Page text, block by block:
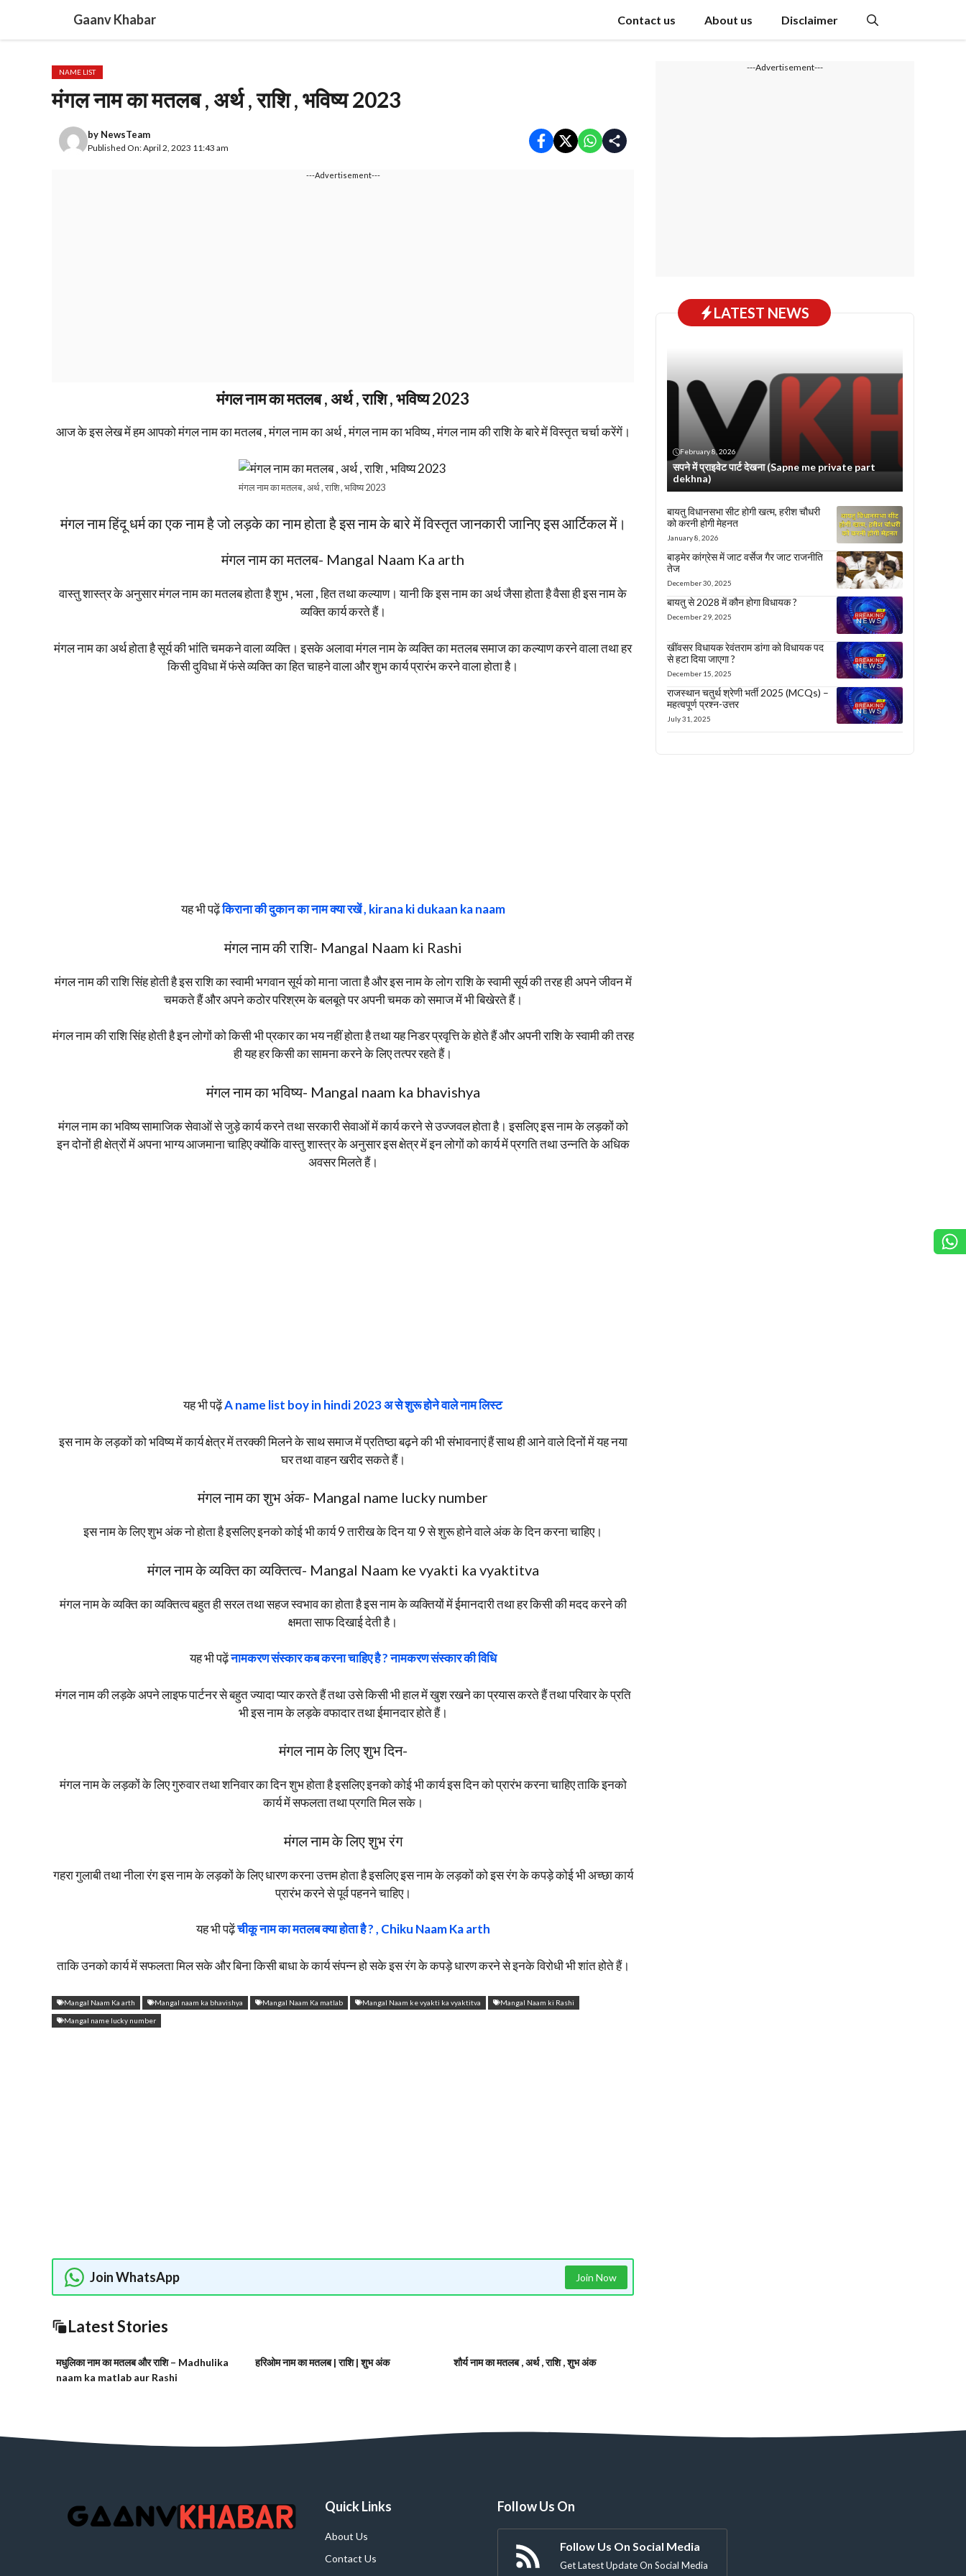
content
Gaanv Khabar Contact us About us Disclaimer
NAME LIST
मंगल नाम का मतलब , अर्थ , राशि , भविष्य 2023
by NewsTeam
Published On: April 2, 2023 11:43 am
---Advertisement---
मंगल नाम का मतलब , अर्थ , राशि , भविष्य 2023
आज के इस लेख में हम आपको मंगल नाम का मतलब , मंगल नाम का अर्थ , मंगल नाम का भविष्य , मंगल नाम की राशि के बारे में विस्तृत चर्चा करेंगें।
मंगल नाम का मतलब , अर्थ , राशि , भविष्य 2023
मंगल नाम हिंदू धर्म का एक नाम है जो लड़के का नाम होता है इस नाम के बारे में विस्तृत जानकारी जानिए इस आर्टिकल में।
मंगल नाम का मतलब- Mangal Naam Ka arth
वास्तु शास्त्र के अनुसार मंगल नाम का मतलब होता है शुभ , भला , हित तथा कल्याण। यानी कि इस नाम का अर्थ जैसा होता है वैसा ही इस नाम के
व्यक्ति कार्य करते हैं।
मंगल नाम का अर्थ होता है सूर्य की भांति चमकने वाला व्यक्ति। इसके अलावा मंगल नाम के व्यक्ति का मतलब समाज का कल्याण करने वाला तथा हर
किसी दुविधा में फंसे व्यक्ति का हित चाहने वाला और शुभ कार्य प्रारंभ करने वाला होता है।
यह भी पढ़ेंकिराना की दुकान का नाम क्या रखें , kirana ki dukaan ka naam
मंगल नाम की राशि- Mangal Naam ki Rashi
मंगल नाम की राशि सिंह होती है इस राशि का स्वामी भगवान सूर्य को माना जाता है और इस नाम के लोग राशि के स्वामी सूर्य की तरह ही अपने जीवन में
चमकते हैं और अपने कठोर परिश्रम के बलबूते पर अपनी चमक को समाज में भी बिखेरते हैं।
मंगल नाम की राशि सिंह होती है इन लोगों को किसी भी प्रकार का भय नहीं होता है तथा यह निडर प्रवृत्ति के होते हैं और अपनी राशि के स्वामी की तरह
ही यह हर किसी का सामना करने के लिए तत्पर रहते हैं।
मंगल नाम का भविष्य- Mangal naam ka bhavishya
मंगल नाम का भविष्य सामाजिक सेवाओं से जुड़े कार्य करने तथा सरकारी सेवाओं में कार्य करने से उज्जवल होता है। इसलिए इस नाम के लड़कों को
इन दोनों ही क्षेत्रों में अपना भाग्य आजमाना चाहिए क्योंकि वास्तु शास्त्र के अनुसार इस क्षेत्र में इन लोगों को कार्य में प्रगति तथा उन्नति के अधिक
अवसर मिलते हैं।
यह भी पढ़ेंA name list boy in hindi 2023 अ से शुरू होने वाले नाम लिस्ट
इस नाम के लड़कों को भविष्य में कार्य क्षेत्र में तरक्की मिलने के साथ समाज में प्रतिष्ठा बढ़ने की भी संभावनाएं हैं साथ ही आने वाले दिनों में यह नया
घर तथा वाहन खरीद सकते हैं।
मंगल नाम का शुभ अंक- Mangal name lucky number
इस नाम के लिए शुभ अंक नो होता है इसलिए इनको कोई भी कार्य 9 तारीख के दिन या 9 से शुरू होने वाले अंक के दिन करना चाहिए।
मंगल नाम के व्यक्ति का व्यक्तित्व- Mangal Naam ke vyakti ka vyaktitva
मंगल नाम के व्यक्ति का व्यक्तित्व बहुत ही सरल तथा सहज स्वभाव का होता है इस नाम के व्यक्तियों में ईमानदारी तथा हर किसी की मदद करने की
क्षमता साफ दिखाई देती है।
यह भी पढ़ेंनामकरण संस्कार कब करना चाहिए है ? नामकरण संस्कार की विधि
मंगल नाम की लड़के अपने लाइफ पार्टनर से बहुत ज्यादा प्यार करते हैं तथा उसे किसी भी हाल में खुश रखने का प्रयास करते हैं तथा परिवार के प्रति
भी इस नाम के लड़के वफादार तथा ईमानदार होते हैं।
मंगल नाम के लिए शुभ दिन-
मंगल नाम के लड़कों के लिए गुरुवार तथा शनिवार का दिन शुभ होता है इसलिए इनको कोई भी कार्य इस दिन को प्रारंभ करना चाहिए ताकि इनको
कार्य में सफलता तथा प्रगति मिल सके।
मंगल नाम के लिए शुभ रंग
गहरा गुलाबी तथा नीला रंग इस नाम के लड़कों के लिए धारण करना उत्तम होता है इसलिए इस नाम के लड़कों को इस रंग के कपड़े कोई भी अच्छा कार्य
प्रारंभ करने से पूर्व पहनने चाहिए।
यह भी पढ़ेंचीकू नाम का मतलब क्या होता है ? , Chiku Naam Ka arth
ताकि उनको कार्य में सफलता मिल सके और बिना किसी बाधा के कार्य संपन्न हो सके इस रंग के कपड़े धारण करने से इनके विरोधी भी शांत होते हैं।
Mangal Naam Ka arth Mangal naam ka bhavishya Mangal Naam Ka matlab Mangal Naam ke vyakti ka vyaktitva Mangal Naam ki Rashi
Mangal name lucky number
Join WhatsApp Join Now
Latest Stories
मधुलिका नाम का मतलब और राशि – Madhulika
naam ka matlab aur Rashi
हरिओम नाम का मतलब | राशि | शुभ अंक शौर्य नाम का मतलब , अर्थ , राशि , शुभ अंक
---Advertisement---
LATEST NEWS
February 8, 2026
सपने में प्राइवेट पार्ट देखना (Sapne me private part
dekhna)
बायतु विधानसभा सीट होगी खत्म, हरीश चौधरी
को करनी होगी मेहनत
January 8, 2026
बाड़मेर कांग्रेस में जाट वर्सेज गैर जाट राजनीति
तेज
December 30, 2025
बायतु से 2028 में कौन होगा विधायक ?
December 29, 2025
खींवसर विधायक रेवंतराम डांगा को विधायक पद
से हटा दिया जाएगा ?
December 15, 2025
राजस्थान चतुर्थ श्रेणी भर्ती 2025 (MCQs) –
महत्वपूर्ण प्रश्न-उत्तर
July 31, 2025
Quick Links
About Us
Contact Us
Follow Us On
Follow Us On Social Media
Get Latest Update On Social Media